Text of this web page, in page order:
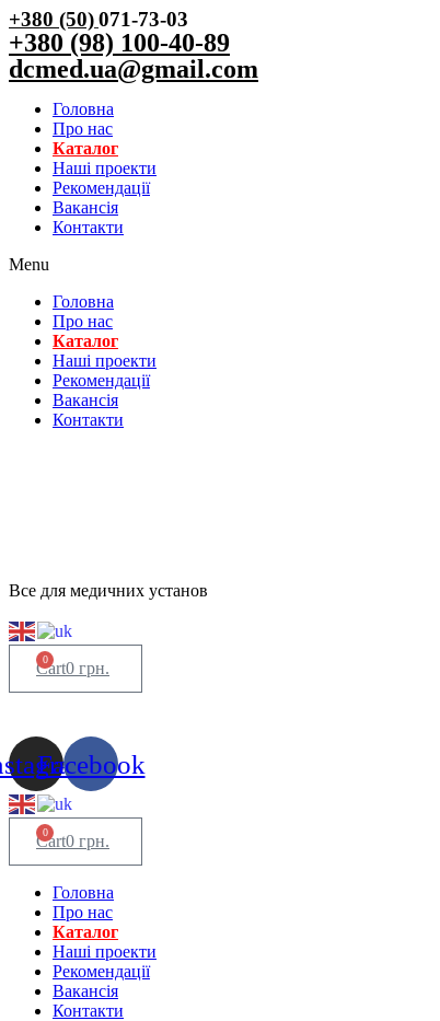
+380 (50)071-73-03
+380 (98) 100-40-89
dcmed.ua@gmail.com
Головна
Про нас
Каталог
Нашi проекти
Рекомендації
Вакансiя
Контакти
Menu
Головна
Про нас
Каталог
Нашi проекти
Рекомендації
Вакансiя
Контакти
Все для медичних установ
0 грн.
0
Cart
Facebook
0 грн.
0
Cart
Головна
Про нас
Каталог
Нашi проекти
Рекомендації
Вакансiя
Контакти